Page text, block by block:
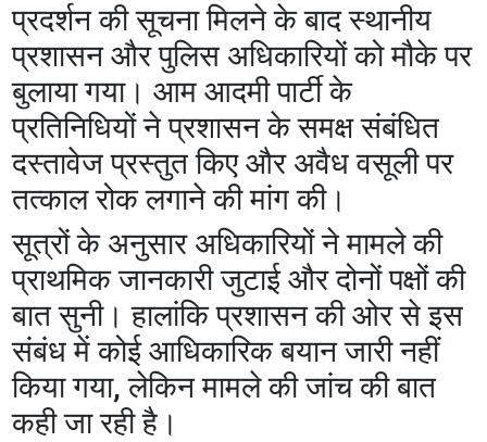
प्रदर्शन की सूचना मिलने के बाद स्थानीय
प्रशासन और पुलिस अधिकारियों को मौके पर
बुलाया गया। आम आदमी पार्टी के
प्रतिनिधियों ने प्रशासन के समक्ष संबंधित
दस्तावेज प्रस्तुत किए और अवैध वसूली पर
तत्काल रोक लगाने की मांग की।
सूत्रों के अनुसार अधिकारियों ने मामले की
प्राथमिक जानकारी जुटाई और दोनों पक्षों की
बात सुनी। हालांकि प्रशासन की ओर से इस
संबंध में कोई आधिकारिक बयान जारी नहीं
किया गया, लेकिन मामले की जांच की बात
कही जा रही है।